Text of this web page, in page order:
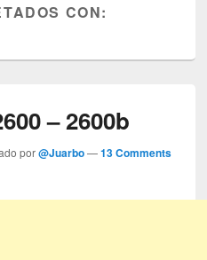
CON:
– 2600b
por@Juarbo —13 Comments